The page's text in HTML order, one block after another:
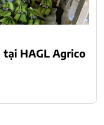
HAGL Agrico